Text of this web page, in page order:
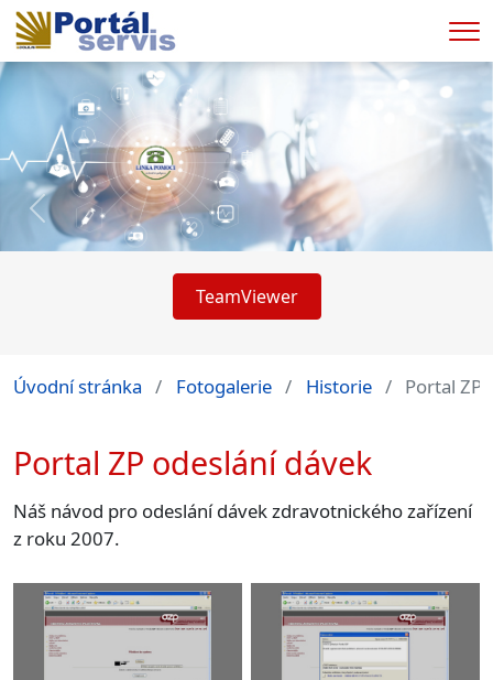
TeamViewer
Předchozí
Úvodní stránka Fotogalerie Historie Portal ZP
Portal ZP odeslání dávek
Náš návod pro odeslání dávek zdravotnického zařízení
z roku 2007.